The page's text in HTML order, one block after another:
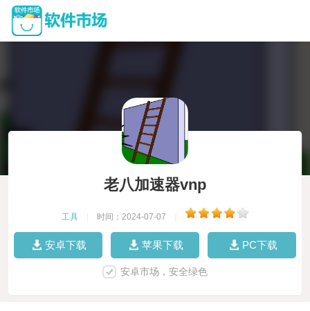
老八加速器vnp
工具 时间：2024-07-07
安卓下载 苹果下载 PC下载
安卓市场，安全绿色